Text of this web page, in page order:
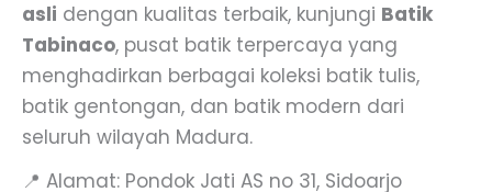
asli dengan kualitas terbaik, kunjungi Batik
Tabinaco, pusat batik terpercaya yang
menghadirkan berbagai koleksi batik tulis,
batik gentongan, dan batik modern dari
seluruh wilayah Madura.
📍 Alamat: Pondok Jati AS no 31, Sidoarjo